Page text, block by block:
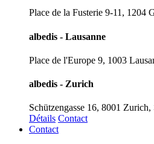
Place de la Fusterie 9-11, 1204
albedis - Lausanne
Place de l'Europe 9, 1003
albedis - Zurich
Schützengasse 16, 8001 Zurich,
Détails Contact
Contact